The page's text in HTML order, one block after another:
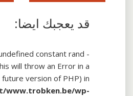
قد يعجبك ايضا:
constant rand -
will throw an Error in a
future version of PHP) in
www.trobken.be/wp-